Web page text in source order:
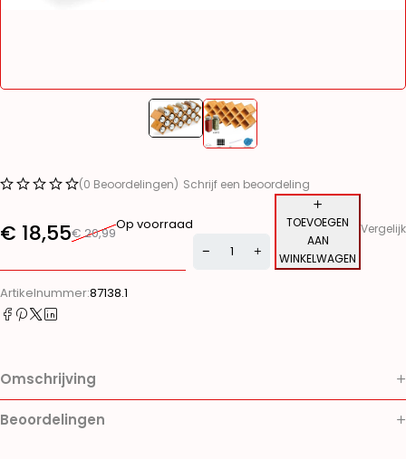
(0 Beoordelingen) Schrijf een beoordeling
€20,99
€ 18,55 Op voorraad
TOEVOEGEN
AAN
WINKELWAGEN
Vergelijk
Artikelnummer:87138.1
Omschrijving
Beoordelingen